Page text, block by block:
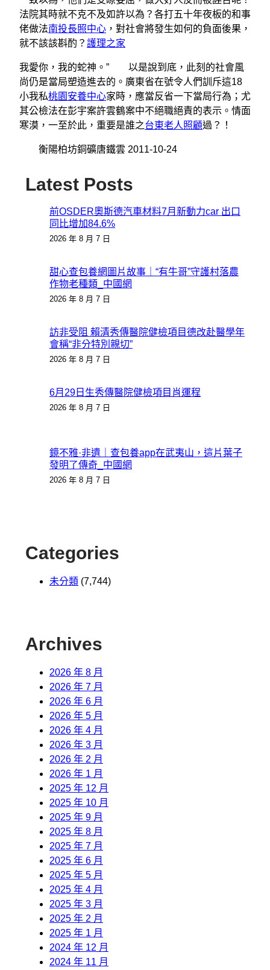
法院其時就不克不及如許以為？各打五十年夜板的和事
佬做法南投長照中心 ，對社會將發生如何的負面後果，
就不該該斟酌？ 護理之家
我愛你，我的蛇神。” 以是說到底，此刻的社會風
尚仍是當局塑造進去的。廣東省在號令人們訓斥這18
小我私桃園安養中心家時，應當反省一下當局行為；尤
其公檢法在彭宇案許雲鶴案中不絕職絕責的表示。情面
寒漠，一至於此，重要是誰之台東老人照顧過？！
衡陽柏坊銅礦唐鐵雲 2011-10-24
Latest Posts
前OSDER奧斯德汽車材料7月新動力car 出口
同比增加84.6%
2026 年 8 月 7 日
甜心查包養網圖片故事｜“有牛哥”守護村落農
作物老種類_中國網
2026 年 8 月 7 日
訪非受阻 賴清秀傳醫院健檢項目德改赴醫學年
會稱“非分特別親切”
2026 年 8 月 7 日
6月29日生秀傳醫院健檢項目肖運程
2026 年 8 月 7 日
鏡不雅·非遺｜查包養app在武夷山，這片葉子
發明了傳奇_中國網
2026 年 8 月 7 日
Categories
未分類 (7,744)
Archives
2026 年 8 月
2026 年 7 月
2026 年 6 月
2026 年 5 月
2026 年 4 月
2026 年 3 月
2026 年 2 月
2026 年 1 月
2025 年 12 月
2025 年 10 月
2025 年 9 月
2025 年 8 月
2025 年 7 月
2025 年 6 月
2025 年 5 月
2025 年 4 月
2025 年 3 月
2025 年 2 月
2025 年 1 月
2024 年 12 月
2024 年 11 月